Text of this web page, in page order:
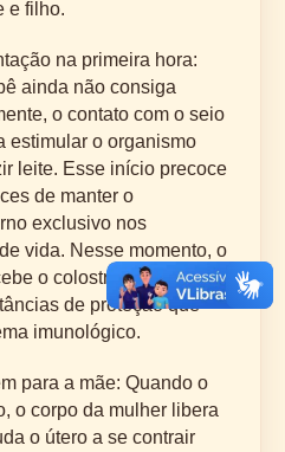
e filho.
na primeira hora:
ainda não consiga
o contato com o seio
estimular o organismo
leite. Esse início precoce
de manter o
exclusivo nos
vida. Nesse momento, o
o colostro, rico em
de proteção que
imunológico.
para a mãe: Quando o
o corpo da mulher libera
o útero a se contrair